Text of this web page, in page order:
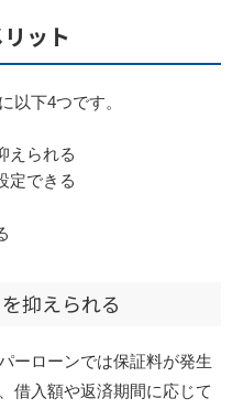
ット
以下4つです。
えられる
定できる
抑えられる
ーローンでは保証料が発生
借入額や返済期間に応じて